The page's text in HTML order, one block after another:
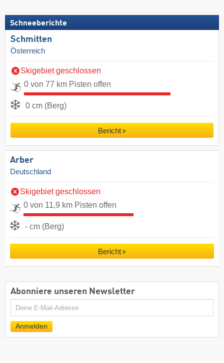
Schneeberichte
Schmitten
Österreich
Skigebiet geschlossen
0 von 77 km Pisten offen
0 cm (Berg)
Bericht
Arber
Deutschland
Skigebiet geschlossen
0 von 11,9 km Pisten offen
- cm (Berg)
Bericht
Abonniere unseren Newsletter
E-
Anmelden